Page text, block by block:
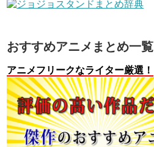
おすすめアニメまとめ一覧
アニメフリークなライター厳選！